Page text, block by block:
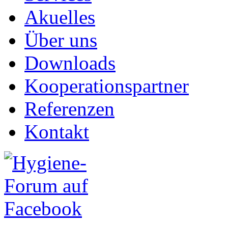
Akuelles
Über uns
Downloads
Kooperationspartner
Referenzen
Kontakt